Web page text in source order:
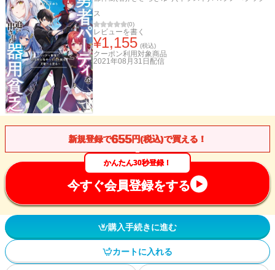
ス
(0)
レビューを書く
¥1,155 (税込)
クーポン利用対象商品
2021年08月31日 配信
新規登録で655円(税込)で買える！
かんたん30秒登録！
今すぐ会員登録をする
購入手続きに進む
カートに入れる